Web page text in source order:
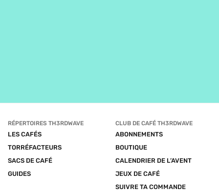
RÉPERTOIRES TH3RDWAVE
LES CAFÉS
TORRÉFACTEURS
SACS DE CAFÉ
GUIDES
CLUB DE CAFÉ TH3RDWAVE
ABONNEMENTS
BOUTIQUE
CALENDRIER DE L’AVENT
JEUX DE CAFÉ
SUIVRE TA COMMANDE